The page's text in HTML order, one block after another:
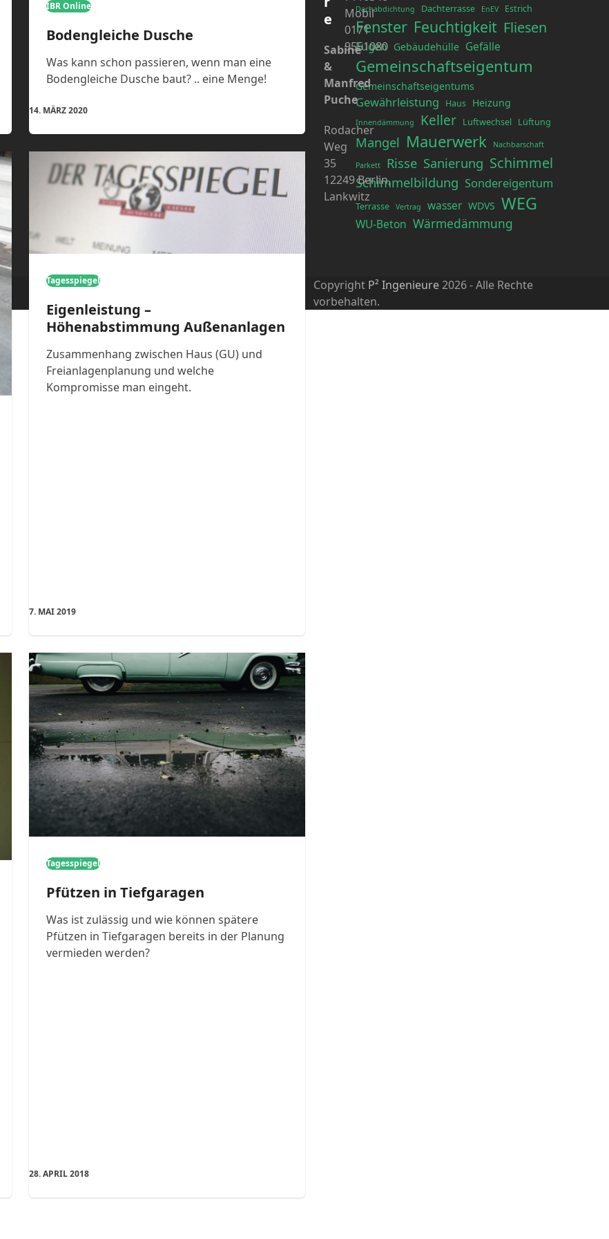
IBR Online
Bodengleiche Dusche
Was kann schon passieren, wenn man eine
Bodengleiche Dusche baut? .. eine Menge!
14. MÄRZ 2020
Tagesspiegel
Eigenleistung –
Höhenabstimmung Außenanlagen
Zusammenhang zwischen Haus (GU) und
Freianlagenplanung und welche
Kompromisse man eingeht.
7. MAI 2019
Tagesspiegel
Pfützen in Tiefgaragen
Was ist zulässig und wie können spätere
Pfützen in Tiefgaragen bereits in der Planung
vermieden werden?
28. APRIL 2018
Dachabdichtung
Dachterrasse EnEV Estrich
Fenster Feuchtigkeit Fliesen
Fugen Gebäudehülle Gefälle
Gemeinschaftseigentum
Gemeinschaftseigentums
Gewährleistung Haus Heizung
Innendämmung Keller Luftwechsel Lüftung
Mangel Mauerwerk Nachbarschaft
Parkett Risse Sanierung Schimmel
Schimmelbildung Sondereigentum
Terrasse Vertrag wasser WDVS WEG
WU-Beton Wärmedämmung
e
Sabine
&
Manfred
Puche
Rodacher
Weg
35
12249 Berlin,
Lankwitz
Mobil
0171
9551080
Copyright P² Ingenieure2026 - Alle Rechte
vorbehalten.